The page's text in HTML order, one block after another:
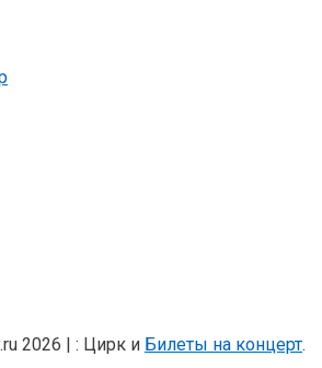
2026 | : Цирк и Билеты на концерт.